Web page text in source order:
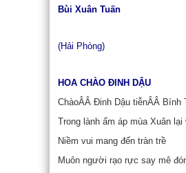
Bùi Xuân Tuấn
(Hải Phòng)
HOA CHÀO ĐINH DẬU
ChàoÂÂ Đinh Dậu tiễnÂÂ Bính
Trong lành ấm áp mùa Xuân lại
Niềm vui mang đến tràn trề
Muôn người rạo rực say mê